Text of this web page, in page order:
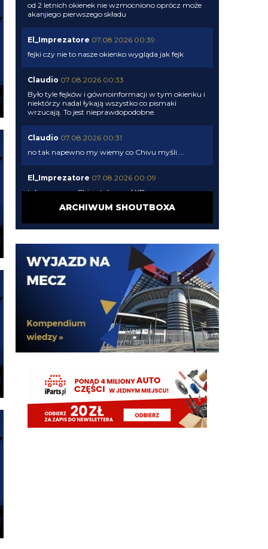
od 2 letnich okienek nie wzmocniono oprócz może
akanjiego pierwszego składu
El_Imprezatore 07.08.2026 00:39
fejki czy nie to nasze okienko wygląda jak fejk
Claudio 07.08.2026 00:33
Było tyle fejków i gównoinformacji w tym okienku i
niektórzy nadal łykają wszystko co pismaki
wrzucają. To jest nieprawdopodobne.
Claudio 07.08.2026 00:31
no tak napewno my wiemy co Chivu myśli....
El_Imprezatore 07.08.2026 00:09
tak na pewno Chivu tak uznał XD
pismaki zawsze maja info z opoznieniem. Moze juz
Claudio 06.08.2026 23:57
Żebyscie sie jeszcze nie zdziwili jak CHivu po
treningach uznal ze Pavard ma motywacje i
odpowiednie umiejetnosci i sam chce by zostal, a
kasa ma isc na inne pozycje
Jaworeq
06.08.2026 23:33
06.08.2026 23:14
Misterem X był Benjamin Pavard. Witamy w
Interze!
ARCHIWUM SHOUTBOXA